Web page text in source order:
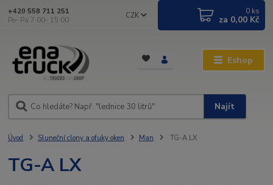
Eshop
CZK
Najít
+420 558 711 251
Po- Pá 7:00- 15:00
0 ks
za 0,00 Kč
Úvod Sluneční clony a ofuky oken Man TG-A LX
TG-A LX